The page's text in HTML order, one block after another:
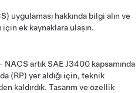
- Avrupa (Norsk)
- Avrupa (Slovenski)
uygulaması hakkında bilgi alın ve
ek kaynaklara ulaşın.
artık SAE J3400 kapsamında
(RP) yer aldığı için, teknik
kaldırdık. Tasarım ve özellik